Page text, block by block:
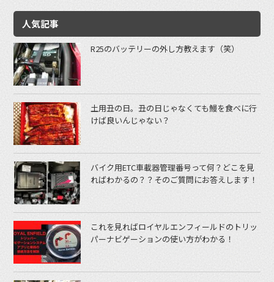
人気記事
R25のバッテリーの外し方教えます（笑）
土用丑の日。丑の日じゃなくても鰻を食べに行
けば良いんじゃない？
バイク用ETC車載器管理番号って何？どこを見
ればわかるの？？そのご質問にお答えします！
これを見ればロイヤルエンフィールドのトリッ
パーナビゲーションの使い方がわかる！